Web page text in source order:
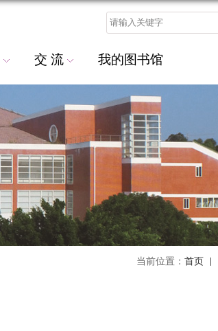
交 流 我的图书馆
当前位置： 首页